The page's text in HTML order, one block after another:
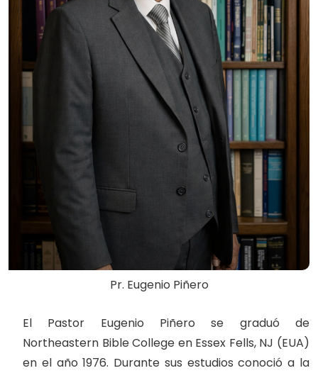
Pr. Eugenio Piñero
El Pastor Eugenio Piñero se graduó de
Northeastern Bible College en Essex Fells, NJ (EUA)
en el año 1976. Durante sus estudios conoció a la